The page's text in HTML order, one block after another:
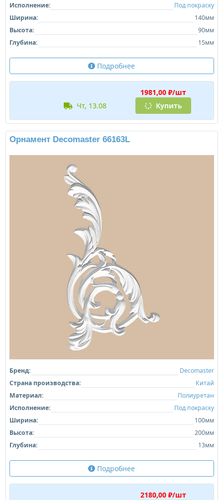
Исполнение:
Под покраску
Ширина:
140мм
Высота:
90мм
Глубина:
15мм
Подробнее
1981,00 ₽/шт
чт, 13.08
Купить
Орнамент Decomaster 66163L
Бренд:
Decomaster
Страна производства:
Китай
Материал:
Полиуретан
Исполнение:
Под покраску
Ширина:
100мм
Высота:
200мм
Глубина:
13мм
Подробнее
2180,00 ₽/шт